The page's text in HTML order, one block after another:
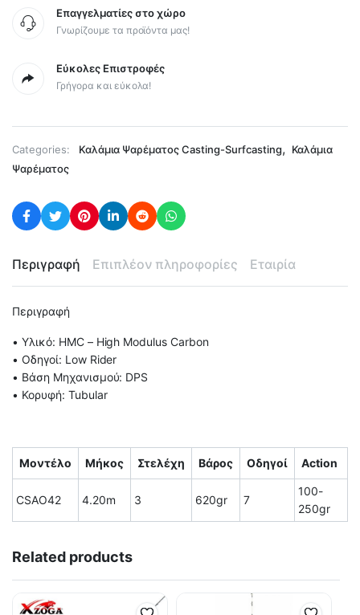
Επαγγελματίες στο χώρο
Γνωρίζουμε τα προϊόντα μας!
Εύκολες Επιστροφές
Γρήγορα και εύκολα!
Categories: Καλάμια Ψαρέματος Casting-Surfcasting,
Καλάμια
Ψαρέματος
Περιγραφή Επιπλέον πληροφορίες Εταιρία
Περιγραφή
• Υλικό: HMC – High Modulus Carbon
• Οδηγοί: Low Rider
• Βάση Μηχανισμού: DPS
• Κορυφή: Tubular
Μοντέλο Μήκος Στελέχη Βάρος Οδηγοί Action
CSAO42 4.20m 3 620gr 7
100-
250gr
Related products